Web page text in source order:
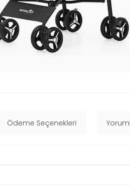
Ödeme Seçenekleri